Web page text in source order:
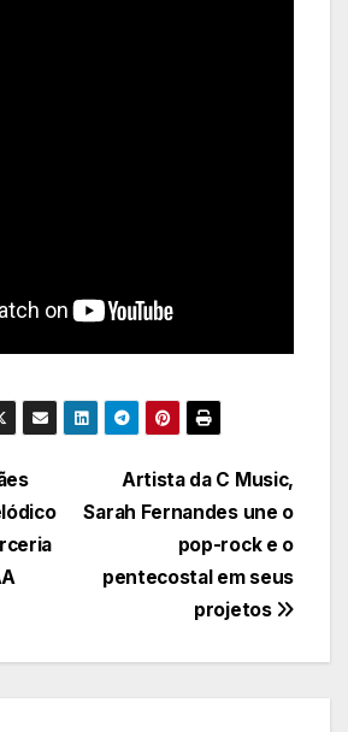
Artista da C Music,
Sarah Fernandes une o
pop-rock e o
pentecostal em seus
projetos